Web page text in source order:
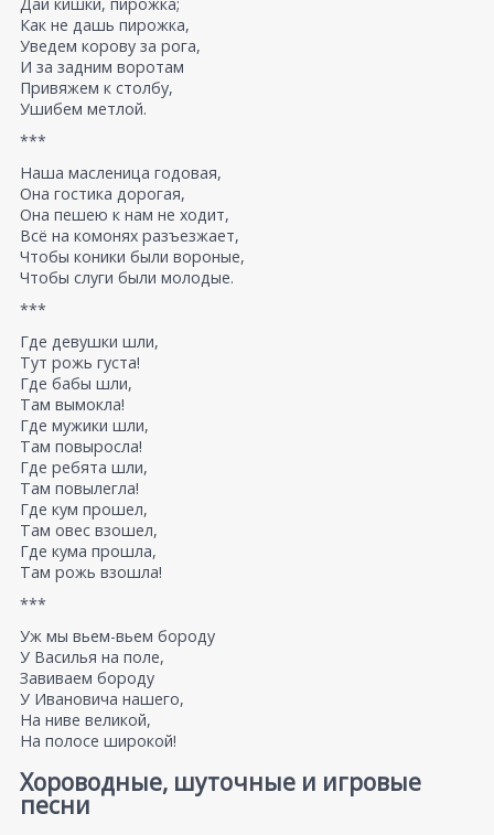
Как не дашь пирожка,
Уведем корову за рога,
И за задним воротам
Привяжем к столбу,
Ушибем метлой.
***
Наша масленица годовая,
Она гостика дорогая,
Она пешею к нам не ходит,
Всё на комонях разъезжает,
Чтобы коники были вороные,
Чтобы слуги были молодые.
***
Где девушки шли,
Тут рожь густа!
Где бабы шли,
Там вымокла!
Где мужики шли,
Там повыросла!
Где ребята шли,
Там повылегла!
Где кум прошел,
Там овес взошел,
Где кума прошла,
Там рожь взошла!
***
Уж мы вьем-вьем бороду
У Василья на поле,
Завиваем бороду
У Ивановича нашего,
На ниве великой,
На полосе широкой!
Хороводные, шуточные и игровые
песни